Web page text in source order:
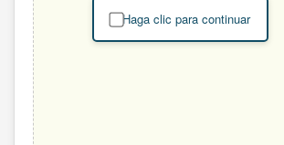
Haga clic para continuar